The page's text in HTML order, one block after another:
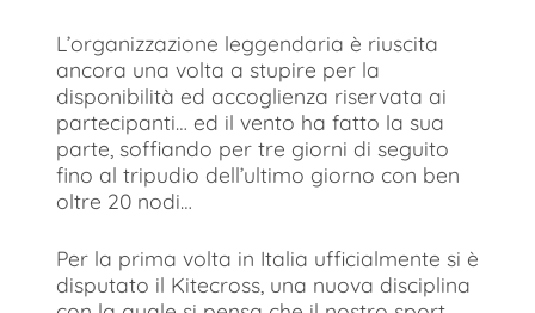
L’organizzazione leggendaria è riuscita
ancora una volta a stupire per la
disponibilità ed accoglienza riservata ai
partecipanti… ed il vento ha fatto la sua
parte, soffiando per tre giorni di seguito
fino al tripudio dell’ultimo giorno con ben
oltre 20 nodi…
Per la prima volta in Italia ufficialmente si è
disputato il Kitecross, una nuova disciplina